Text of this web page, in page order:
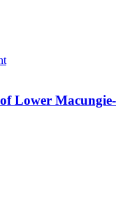
Lower Macungie-